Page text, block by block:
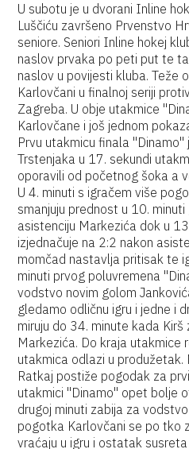
U subotu je u dvorani Inline
Luščiću završeno Prvenstvo
seniore. Seniori Inline hokej
naslov prvaka po peti put te
naslov u povijesti kluba. Teže
Karlovčani u finalnoj seriji
Zagreba. U obje utakmice
Karlovčane i još jednom
Prvu utakmicu finala
Trstenjaka u 17. sekundi
oporavili od početnog šoka a
U 4. minuti s igračem više
smanjuju prednost u 10.
asistenciju Markezića dok u
izjednačuje na 2:2 nakon
momčad nastavlja pritisak te
minuti prvog poluvremena
vodstvo novim golom
gledamo odličnu igru i jedne i
miruju do 34. minute kada
Markezića. Do kraja utakmice
utakmica odlazi u
Ratkaj postiže pogodak za
utakmici "Dinamo" opet bolje
drugoj minuti zabija za
pogotka Karlovčani se po tko
vraćaju u igru i ostatak